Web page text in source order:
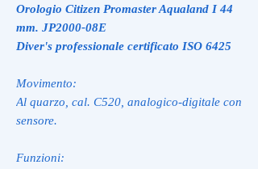
Orologio Citizen Promaster Aqualand I 44
mm. JP2000-08E
Diver's professionale certificato ISO 6425
Movimento:
Al quarzo, cal. C520, analogico-digitale con
sensore.
Funzioni: